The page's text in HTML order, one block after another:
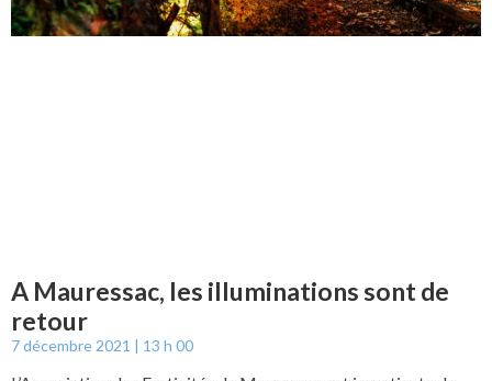
A Mauressac, les illuminations sont de
retour
7 décembre 2021 13 h 00